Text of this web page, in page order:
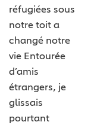
réfugiées sous
notre toit a
changé notre
vie Entourée
d’amis
étrangers, je
glissais
pourtant